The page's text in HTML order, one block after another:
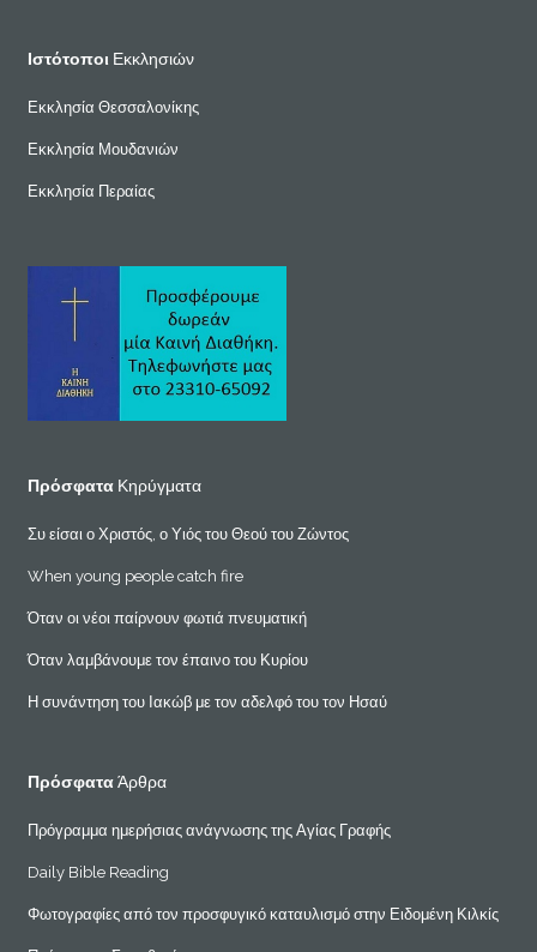
Ιστότοποι Εκκλησιών
Εκκλησία Θεσσαλονίκης
Εκκλησία Μουδανιών
Εκκλησία Περαίας
Πρόσφατα Κηρύγματα
Συ είσαι ο Χριστός, ο Υιός του Θεού του Ζώντος
When young people catch fire
Όταν οι νέοι παίρνουν φωτιά πνευματική
Όταν λαμβάνουμε τον έπαινο του Κυρίου
Η συνάντηση του Ιακώβ με τον αδελφό του τον Ησαύ
ΠρόσφαταΆρθρα
Πρόγραμμα ημερήσιας ανάγνωσης της Αγίας Γραφής
Daily Bible Reading
Φωτογραφίες από τον προσφυγικό καταυλισμό στην Ειδομένη Κιλκίς